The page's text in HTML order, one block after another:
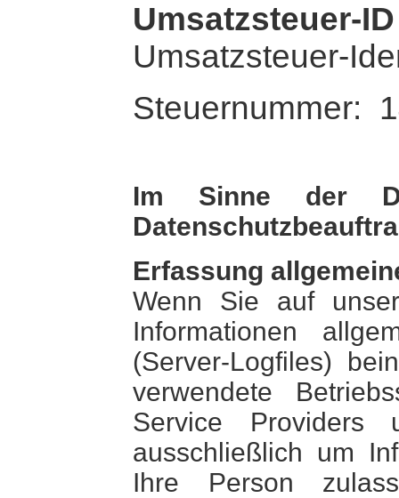
Umsatzsteuer-ID
Umsatzsteuer-
Steuernummer:
Im Sinne der
Erfassung
Wenn Sie auf
Informationen
(Server-Logfiles)
verwendete
Service
ausschließlich um
Ihre Person